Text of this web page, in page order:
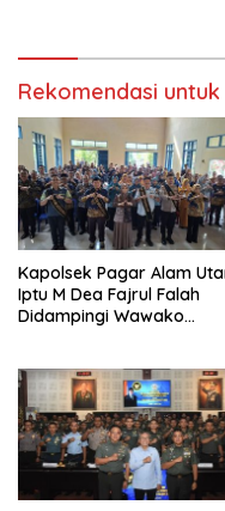
Rekomendasi
Kapolsek Pagar Alam
Iptu M Dea Fajrul Falah
Didampingi Wawako